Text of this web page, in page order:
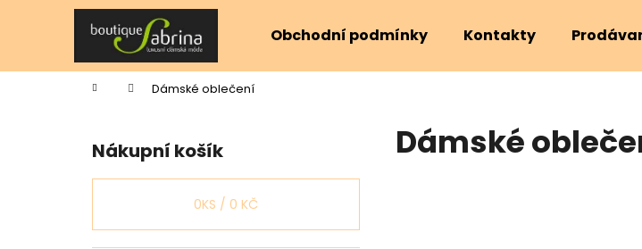
Obchodní podmínky Kontakty
Domů Dámské oblečení
Nákupní košík
0KS / 0 KČ
Dámské
í
do
do